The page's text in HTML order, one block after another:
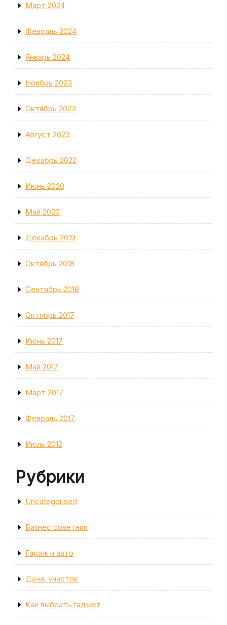
Март 2024
Февраль 2024
Январь 2024
Ноябрь 2023
Октябрь 2023
Август 2023
Декабрь 2022
Июнь 2020
Май 2020
Декабрь 2019
Октябрь 2018
Сентябрь 2018
Октябрь 2017
Июнь 2017
Май 2017
Март 2017
Февраль 2017
Июль 2012
Рубрики
Uncategorised
Бизнес советник
Гараж и авто
Дача, участок
Как выбрать гаджет